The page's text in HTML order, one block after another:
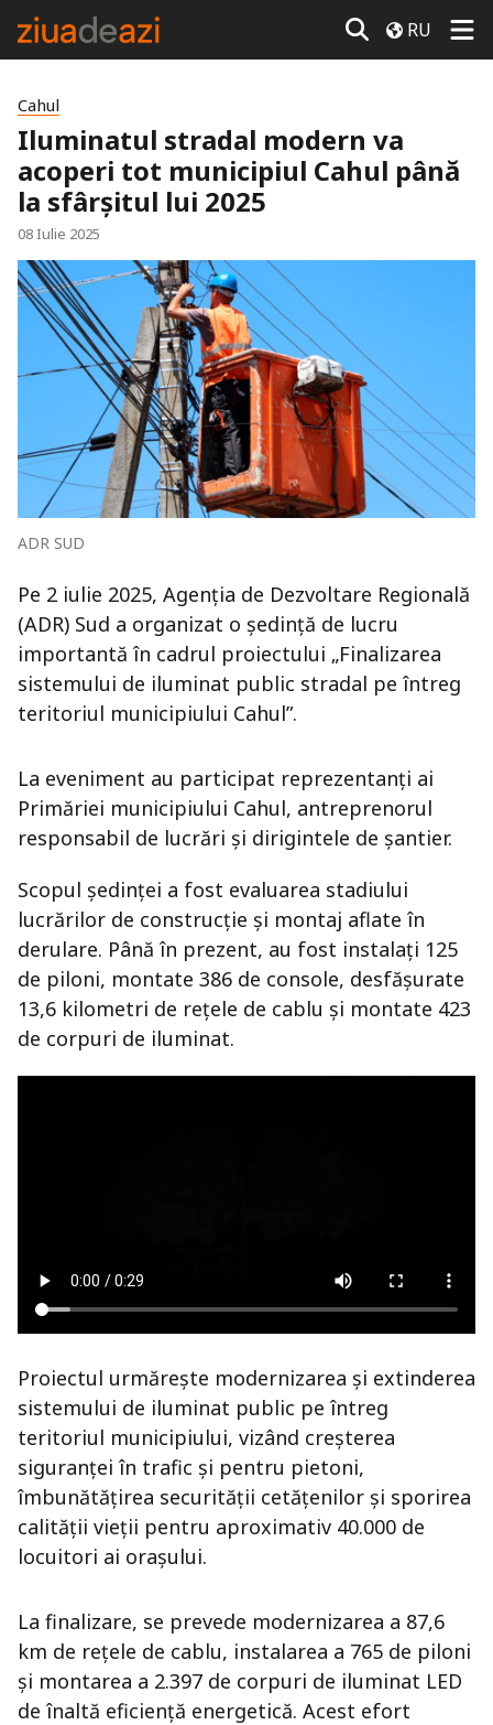
RU
Cahul
Iluminatul stradal modern va
acoperi tot municipiul Cahul până
la sfârșitul lui 2025
08 Iulie 2025
ADR SUD
Pe 2 iulie 2025, Agenția de Dezvoltare Regională
(ADR) Sud a organizat o ședință de lucru
importantă în cadrul proiectului „Finalizarea
sistemului de iluminat public stradal pe întreg
teritoriul municipiului Cahul”.
La eveniment au participat reprezentanți ai
Primăriei municipiului Cahul, antreprenorul
responsabil de lucrări și dirigintele de șantier.
Scopul ședinței a fost evaluarea stadiului
lucrărilor de construcție și montaj aflate în
derulare. Până în prezent, au fost instalați 125
de piloni, montate 386 de console, desfășurate
13,6 kilometri de rețele de cablu și montate 423
de corpuri de iluminat.
Proiectul urmărește modernizarea și extinderea
sistemului de iluminat public pe întreg
teritoriul municipiului, vizând creșterea
siguranței în trafic și pentru pietoni,
îmbunătățirea securității cetățenilor și sporirea
calității vieții pentru aproximativ 40.000 de
locuitori ai orașului.
La finalizare, se prevede modernizarea a 87,6
km de rețele de cablu, instalarea a 765 de piloni
și montarea a 2.397 de corpuri de iluminat LED
de înaltă eficiență energetică. Acest efort